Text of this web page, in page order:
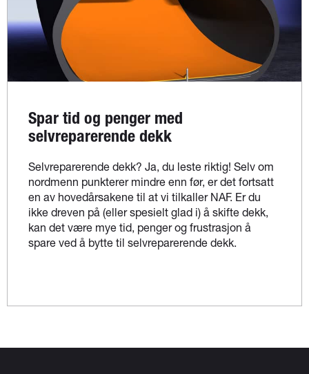
Spar tid og penger med
selvreparerende dekk
Selvreparerende dekk? Ja, du leste riktig! Selv om
nordmenn punkterer mindre enn før, er det fortsatt
en av hovedårsakene til at vi tilkaller NAF. Er du
ikke dreven på (eller spesielt glad i) å skifte dekk,
kan det være mye tid, penger og frustrasjon å
spare ved å bytte til selvreparerende dekk.